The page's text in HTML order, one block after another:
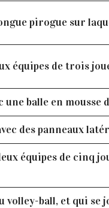
pirogue sur
équipes de trois
balle en mousse
des panneaux
équipes de
ball, et qui se